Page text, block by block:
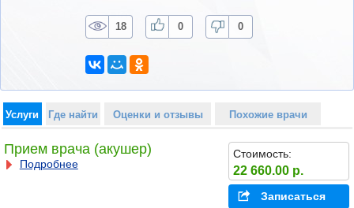
18 0 0
Услуги Где найти Оценки и отзывы Похожие врачи
Прием врача (акушер)
Подробнее
Стоимость:
22 660.00 р.
Записаться